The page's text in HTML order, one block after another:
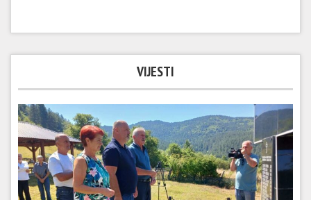
VIJESTI